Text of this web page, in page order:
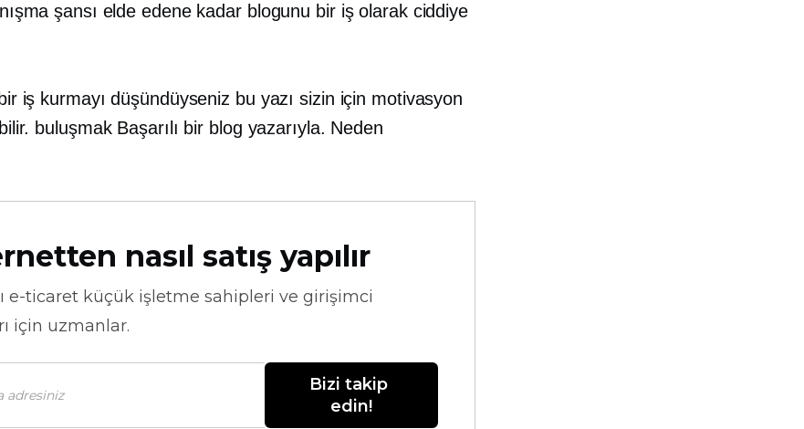
şansı elde edene kadar blogunu bir iş olarak ciddiye
iş kurmayı düşündüyseniz bu yazı sizin için motivasyon
buluşmakBaşarılı bir blog yazarıyla. Neden
nasıl satış yapılır
e-ticaret küçük işletme sahipleri ve girişimci
için uzmanlar.
Bizi takip
edin!